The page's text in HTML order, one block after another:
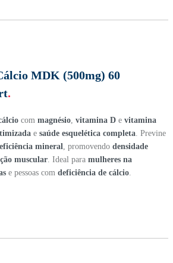
MDK (500mg) 60
.
com magnésio vitamina D e vitamina
e saúde esquelética completa . Previne
mineral , promovendo densidade
muscular . Ideal para mulheres na
e pessoas com deficiência de cálcio